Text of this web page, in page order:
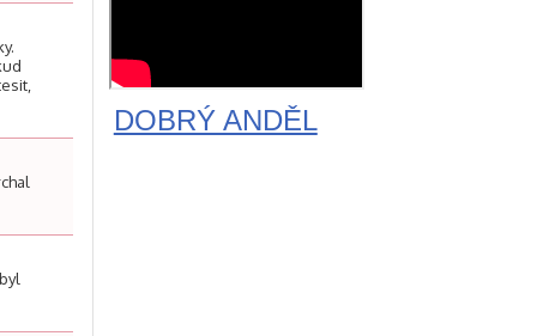
DOBRÝ ANDĚL